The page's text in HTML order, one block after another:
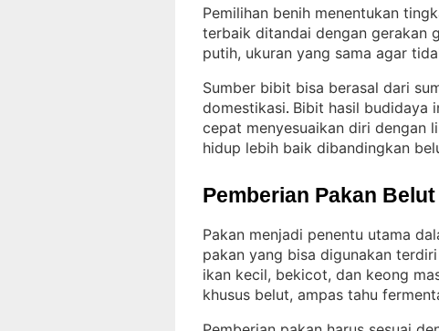
Pemilihan benih menentukan
terbaik ditandai dengan gerakan
putih, ukuran yang sama agar
Sumber bibit bisa berasal dari
domestikasi. Bibit hasil budidaya
cepat menyesuaikan diri dengan
hidup lebih baik dibandingkan
Pemberian Pakan
Pakan menjadi penentu utama
pakan yang bisa digunakan
ikan kecil, bekicot, dan keong
khusus belut, ampas tahu